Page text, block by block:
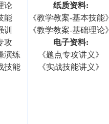
论
能
训
攻
演练
技能
纸质资料:
《教学教案-基本技能》
《教学教案-基础理论》
电子资料:
《题点专攻讲义》
《实战技能讲义》